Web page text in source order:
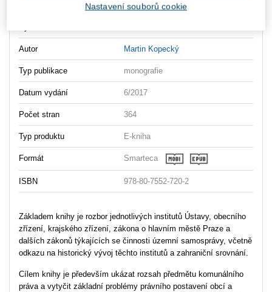
Autor Martin Kopecký
Typ publikace monografie
Datum vydání 6/2017
Počet stran 364
Typ produktu E-kniha
Formát Smarteca
ISBN 978-80-7552-720-2
Základem knihy je rozbor jednotlivých institutů Ústavy, obecního
zřízení, krajského zřízení, zákona o hlavním městě Praze a
dalších zákonů týkajících se činnosti územní samosprávy, včetně
odkazu na historický vývoj těchto institutů a zahraniční srovnání.
Cílem knihy je především ukázat rozsah předmětu komunálního
práva a vytyčit základní problémy právního postavení obcí a
Nastavení souborů cookie